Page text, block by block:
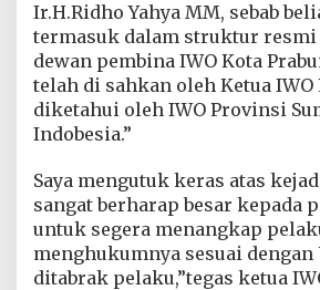
Ir.H.Ridho Yahya MM, sebab
termasuk dalam struktur resmi
dewan pembina IWO Kota
telah di sahkan oleh Ketua IWO
diketahui oleh IWO Provinsi
Indobesia.”
Saya mengutuk keras atas
sangat berharap besar kepada
untuk segera menangkap
menghukumnya sesuai dengan
ditabrak pelaku,”tegas ketua